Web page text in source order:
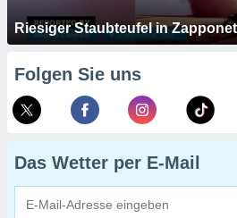
Riesiger Staubteufel in
Folgen Sie uns
Das Wetter per E-Mail